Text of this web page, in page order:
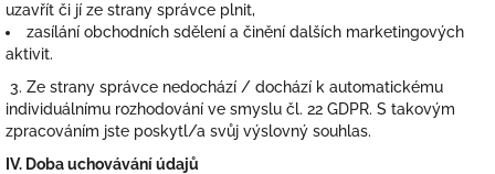
uzavřít či jí ze strany správce plnit,
zasílání obchodních sdělení a činění dalších marketingových
aktivit.
3. Ze strany správce nedochází / dochází k automatickému
individuálnímu rozhodování ve smyslu čl. 22 GDPR. S takovým
zpracováním jste poskytl/a svůj výslovný souhlas.
IV. Doba uchovávání údajů